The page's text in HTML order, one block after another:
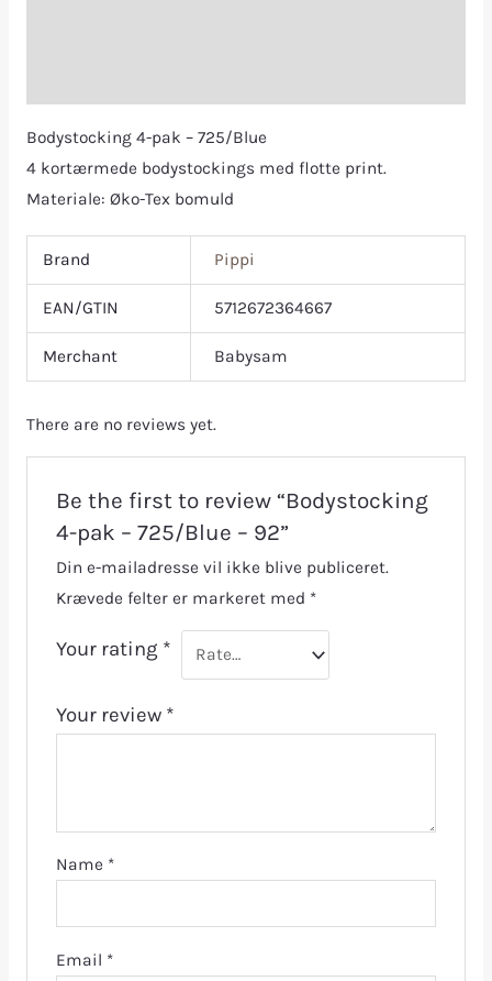
Bodystocking 4-pak – 725/Blue
4 kortærmede bodystockings med flotte print.
Materiale: Øko-Tex bomuld
Brand Pippi
EAN/GTIN 5712672364667
Merchant Babysam
There are no reviews yet.
Be the first to review “Bodystocking
4-pak – 725/Blue – 92”
Din e-mailadresse vil ikke blive publiceret.
Krævede felter er markeret med *
Your rating *
Your review *
Name *
Email *